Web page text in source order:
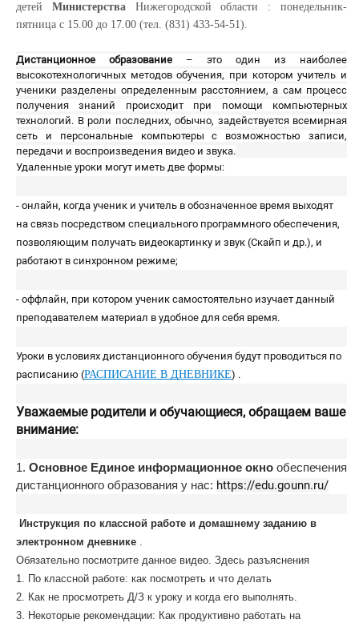
детей МинистерстваНижегородской области : понедельник-
пятница с 15.00 до 17.00 (тел. (831) 433-54-51).
Дистанционное образование – это один из наиболее
высокотехнологичных методов обучения, при котором учитель и
ученики разделены определенным расстоянием, а сам процесс
получения знаний происходит при помощи компьютерных
технологий. В роли последних, обычно, задействуется всемирная
сеть и персональные компьютеры с возможностью записи,
передачи и воспроизведения видео и звука.
Удаленные уроки могут иметь две формы:
- онлайн, когда ученик и учитель в обозначенное время выходят
на связь посредством специального программного обеспечения,
позволяющим получать видеокартинку и звук (Скайп и др.), и
работают в синхронном режиме;
- оффлайн, при котором ученик самостоятельно изучает данный
преподавателем материал в удобное для себя время.
Уроки в условиях дистанционного обучения будут проводиться по
расписанию (РАСПИСАНИЕ В ДНЕВНИКЕ) .
Уважаемые родители и обучающиеся, обращаем ваше
внимание:
1. Основное Единое информационное окно обеспечения
дистанционного образования у нас: https://edu.gounn.ru/
Инструкция по классной работе и домашнему заданию в
электронном дневнике .
Обязательно посмотрите данное видео. Здесь разъяснения
1. По классной работе: как посмотреть и что делать
2. Как не просмотреть Д/З к уроку и когда его выполнять.
3. Некоторые рекомендации: Как продуктивно работать на